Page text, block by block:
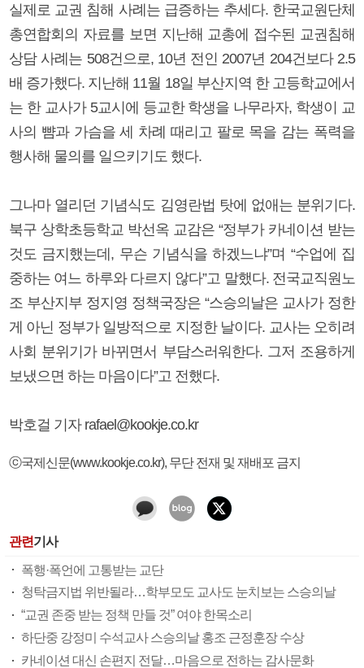
실제로 교권 침해 사례는 급증하는 추세다. 한국교원단체
총연합회의 자료를 보면 지난해 교총에 접수된 교권침해
상담 사례는 508건으로, 10년 전인 2007년 204건보다 2.5
배 증가했다. 지난해 11월 18일 부산지역 한 고등학교에서
는 한 교사가 5교시에 등교한 학생을 나무라자, 학생이 교
사의 뺨과 가슴을 세 차례 때리고 팔로 목을 감는 폭력을
행사해 물의를 일으키기도 했다.
그나마 열리던 기념식도 김영란법 탓에 없애는 분위기다.
북구 상학초등학교 박선옥 교감은 “정부가 카네이션 받는
것도 금지했는데, 무슨 기념식을 하겠느냐”며 “수업에 집
중하는 여느 하루와 다르지 않다”고 말했다. 전국교직원노
조 부산지부 정지영 정책국장은 “스승의날은 교사가 정한
게 아닌 정부가 일방적으로 지정한 날이다. 교사는 오히려
사회 분위기가 바뀌면서 부담스러워한다. 그저 조용하게
보냈으면 하는 마음이다”고 전했다.
박호걸 기자 rafael@kookje.co.kr
ⓒ국제신문(www.kookje.co.kr), 무단 전재 및 재배포 금지
관련기사
폭행·폭언에 고통받는 교단
청탁금지법 위반될라…학부모도 교사도 눈치보는 스승의날
“교권 존중 받는 정책 만들 것” 여야 한목소리
하단중 강정미 수석교사 스승의날 홍조 근정훈장 수상
카네이션 대신 손편지 전달…마음으로 전하는 감사문화